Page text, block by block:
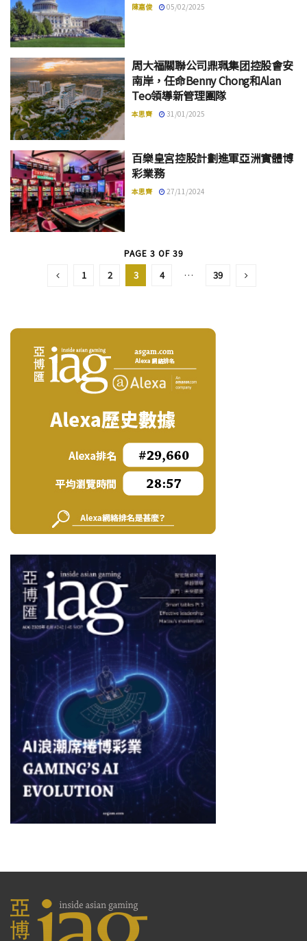
陳嘉俊 05/02/2025
周大福關聯公司鼎珮集团控股會安
南岸，任命Benny Chong和Alan
Teo領導新管理團隊
本思齊 31/01/2025
百樂皇宮控股計劃進軍亞洲實體博
彩業務
本思齊 27/11/2024
PAGE 3 OF 39
1 2 3 4 … 39